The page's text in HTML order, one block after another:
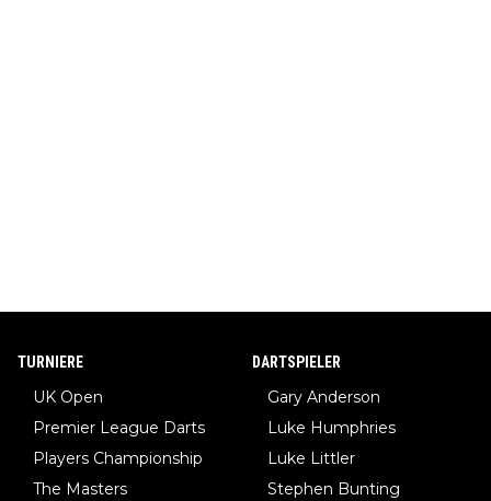
TURNIERE
UK Open
Premier League Darts
Players Championship
The Masters
DARTSPIELER
Gary Anderson
Luke Humphries
Luke Littler
Stephen Bunting